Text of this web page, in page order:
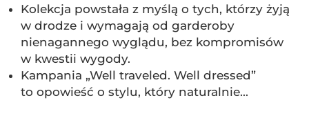
Kolekcja powstała z myślą o tych, którzy żyją
w drodze i wymagają od garderoby
nienagannego wyglądu, bez kompromisów
w kwestii wygody.
Kampania „Well traveled. Well dressed”
to opowieść o stylu, który naturalnie...